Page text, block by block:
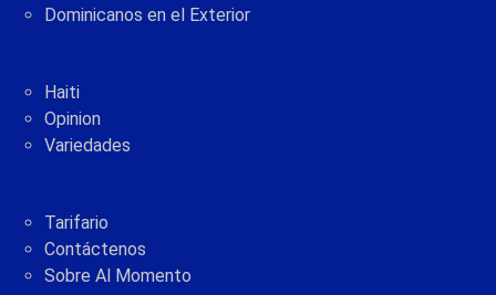
Dominicanos en el Exterior
Haiti
Opinion
Variedades
Tarifario
Contáctenos
Sobre Al Momento